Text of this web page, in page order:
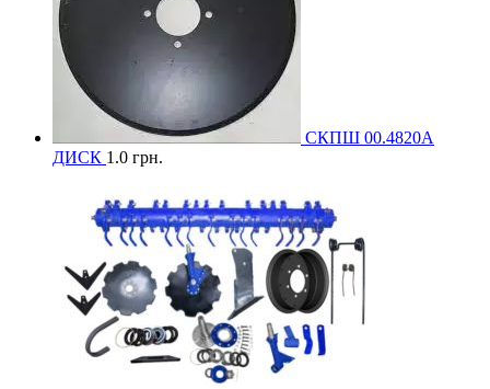
СКПШ 00.4820А
ДИСК 1.0 грн.